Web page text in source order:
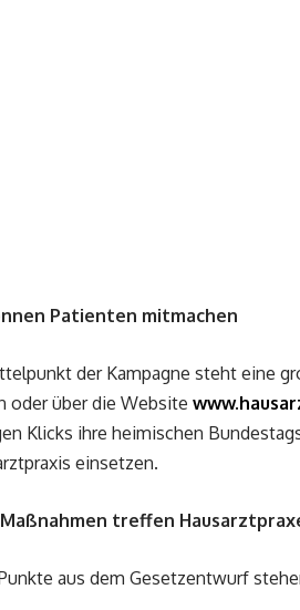
Patienten mitmachen
der Kampagne steht eine
oder über die Website
Klicks ihre heimischen
einsetzen.
treffen
aus dem Gesetzentwurf